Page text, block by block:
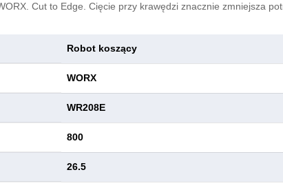
Cut to Edge. Cięcie przy krawędzi znacznie zmniejsza
Robot koszący
WORX
WR208E
800
26.5